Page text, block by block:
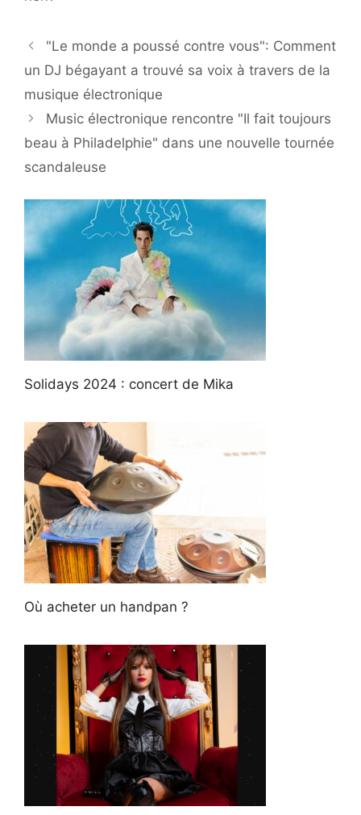
"Le monde a poussé contre vous": Comment
un DJ bégayant a trouvé sa voix à travers de la
musique électronique
Music électronique rencontre "Il fait toujours
beau à Philadelphie" dans une nouvelle tournée
scandaleuse
Solidays 2024 : concert de Mika
Où acheter un handpan ?